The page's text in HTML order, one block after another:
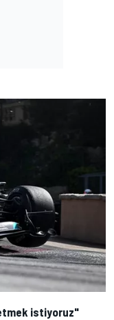
istiyoruz"